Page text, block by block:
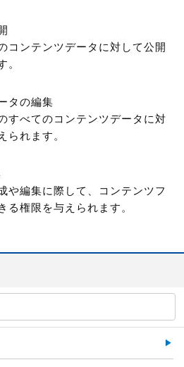
コンテンツデータに対して公開
。
タの編集
すべてのコンテンツデータに対
られます。
や編集に際して、コンテンツフ
る権限を与えられます。